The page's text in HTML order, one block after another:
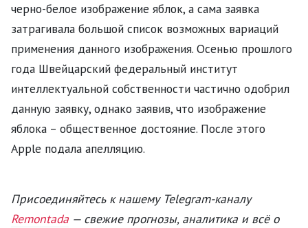
черно-белое изображение яблок, а сама заявка
затрагивала большой список возможных вариаций
применения данного изображения. Осенью прошлого
года Швейцарский федеральный институт
интеллектуальной собственности частично одобрил
данную заявку, однако заявив, что изображение
яблока – общественное достояние. После этого
Apple подала апелляцию.
Присоединяйтесь к нашему Telegram-каналу
Remontada — свежие прогнозы, аналитика и всё о